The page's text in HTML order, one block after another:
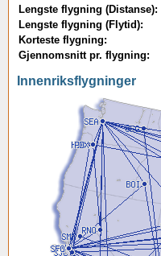
Lengste flygning (Distanse):
Lengste flygning (Flytid):
Korteste flygning:
Gjennomsnitt pr. flygning:
Innenriksflygninger